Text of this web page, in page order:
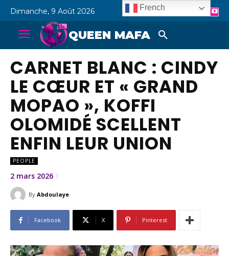
Dimanche, 9 Août 2026
QUEEN MAFA
CARNET BLANC : CINDY
LE CŒUR ET « GRAND
MOPAO », KOFFI
OLOMIDÉ SCELLENT
ENFIN LEUR UNION
PEOPLE
2 mars 2026
By Abdoulaye
Facebook X Pinterest
French